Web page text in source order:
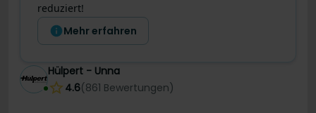
reduziert!
Mehr erfahren
Hülpert - Unna
4.6(861 Bewertungen)